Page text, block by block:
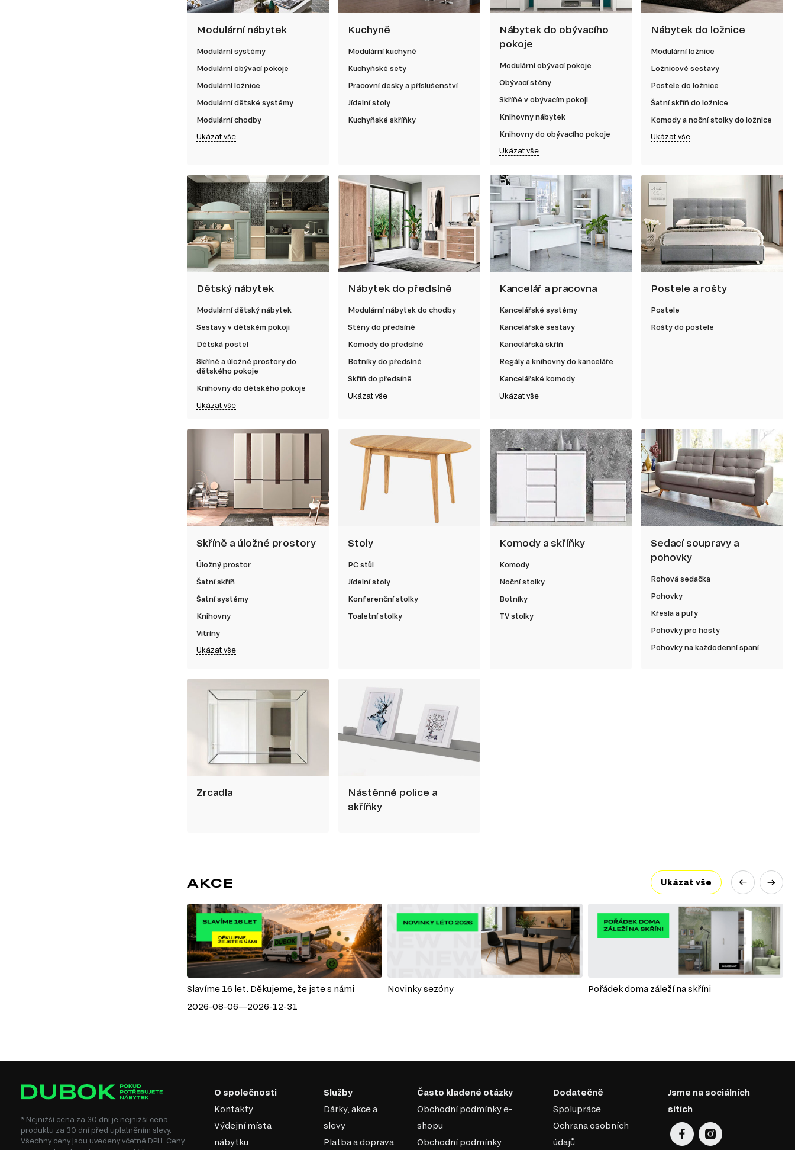
Modulární nábytek
Modulární systémy
Modulární obývací pokoje
Modulární ložnice
Modulární dětské systémy
Modulární chodby
Ukázat vše
Kuchyně
Modulární kuchyně
Kuchyňské sety
Pracovní desky a příslušenství
Jídelní stoly
Kuchyňské skříňky
Nábytek do obývacího
pokoje
Modulární obývací pokoje
Obývací stěny
Skříňě v obývacím pokoji
Knihovny nábytek
Knihovny do obývacího pokoje
Ukázat vše
Nábytek do ložnice
Modulární ložnice
Ložnicové sestavy
Postele do ložnice
Šatní skříň do ložnice
Komody a noční stolky do ložnice
Ukázat vše
Dětský nábytek
Modulární dětský nábytek
Sestavy v dětském pokoji
Dětská postel
Skříně a úložné prostory do
dětského pokoje
Knihovny do dětského pokoje
Ukázat vše
Nábytek do předsíně
Modulární nábytek do chodby
Stěny do předsíně
Komody do předsíně
Botníky do předsíně
Skříň do předsíně
Ukázat vše
Kancelář a pracovna
Kancelářské systémy
Kancelářské sestavy
Kancelářská skříň
Regály a knihovny do kanceláře
Kancelářské komody
Ukázat vše
Postele a rošty
Postele
Rošty do postele
Skříně a úložné prostory
Úložný prostor
Šatní skříň
Šatní systémy
Knihovny
Vitríny
Ukázat vše
Stoly
PC stůl
Jídelní stoly
Konferenční stolky
Toaletní stolky
Komody a skříňky
Komody
Noční stolky
Botníky
TV stolky
Sedací soupravy a
pohovky
Rohová sedačka
Pohovky
Křesla a pufy
Pohovky pro hosty
Pohovky na každodenní spaní
Zrcadla
Nástěnné police a
skříňky
AKCE Ukázat vše
Slavíme 16 let. Děkujeme, že jste s námi
2026-08-06—2026-12-31
Novinky sezóny Pořádek doma záleží na skříni
* Nejnižší cena za 30 dní je nejnižší cena
produktu za 30 dní před uplatněním slevy.
Všechny ceny jsou uvedeny včetně DPH. Ceny
O společnosti
Kontakty
Výdejní místa
nábytku
Služby
Dárky, akce a
slevy
Platba a doprava
Často kladené otázky
Obchodní podmínky e-
shopu
Obchodní podmínky
Dodatečně
Spolupráce
Ochrana osobních
údajů
Jsme na sociálních
sítích